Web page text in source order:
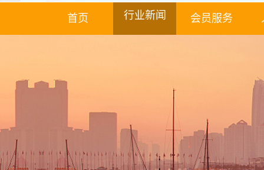
首页 行业新闻 会员服务